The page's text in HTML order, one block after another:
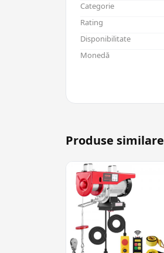
Categorie
Rating
Disponibilitate
Monedă
Produse similare